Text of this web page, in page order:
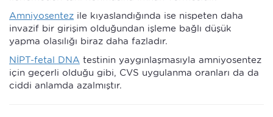
Amniyosentez ile kıyaslandığında ise nispeten daha
invazif bir girişim olduğundan işleme bağlı düşük
yapma olasılığı biraz daha fazladır.
NİPT-fetal DNA testinin yaygınlaşmasıyla amniyosentez
için geçerli olduğu gibi, CVS uygulanma oranları da da
ciddi anlamda azalmıştır.